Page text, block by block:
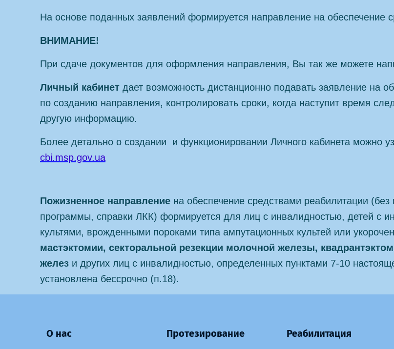
На основе поданных заявлений формируется направление на обеспечение
ВНИМАНИЕ!
При сдаче документов для оформления направления, Вы так же можете
Личный кабинет дает возможность дистанционно подавать заявление на
по созданию направления, контролировать сроки, когда наступит время
другую информацию.
Более детально о создании и функционировании Личного кабинета можно
cbi.msp.gov.ua
Пожизненное направление на обеспечение средствами реабилитации
программы, справки ЛКК) формируется для лиц с инвалидностью, детей с
культями, врожденными пороками типа ампутационных культей или
мастэктомии, секторальной резекции молочной железы,
желез и других лиц с инвалидностью, определенных пунктами 7-10
установлена ​​бессрочно (п.18).
О нас Протезирование Реабилитация